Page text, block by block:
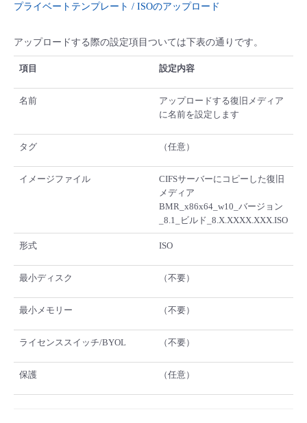
プライベートテンプレート / ISOのアップロード
アップロードする際の設定項目ついては下表の通りです。
項目 設定内容
名前
アップロードする復旧メディア
に名前を設定します
タグ （任意）
イメージファイル
CIFSサーバーにコピーした復旧
メディア
BMR_x86x64_w10_バージョン
_8.1_ビルド_8.X.XXXX.XXX.ISO
形式 ISO
最小ディスク （不要）
最小メモリー （不要）
ライセンススイッチ/BYOL （不要）
保護 （任意）